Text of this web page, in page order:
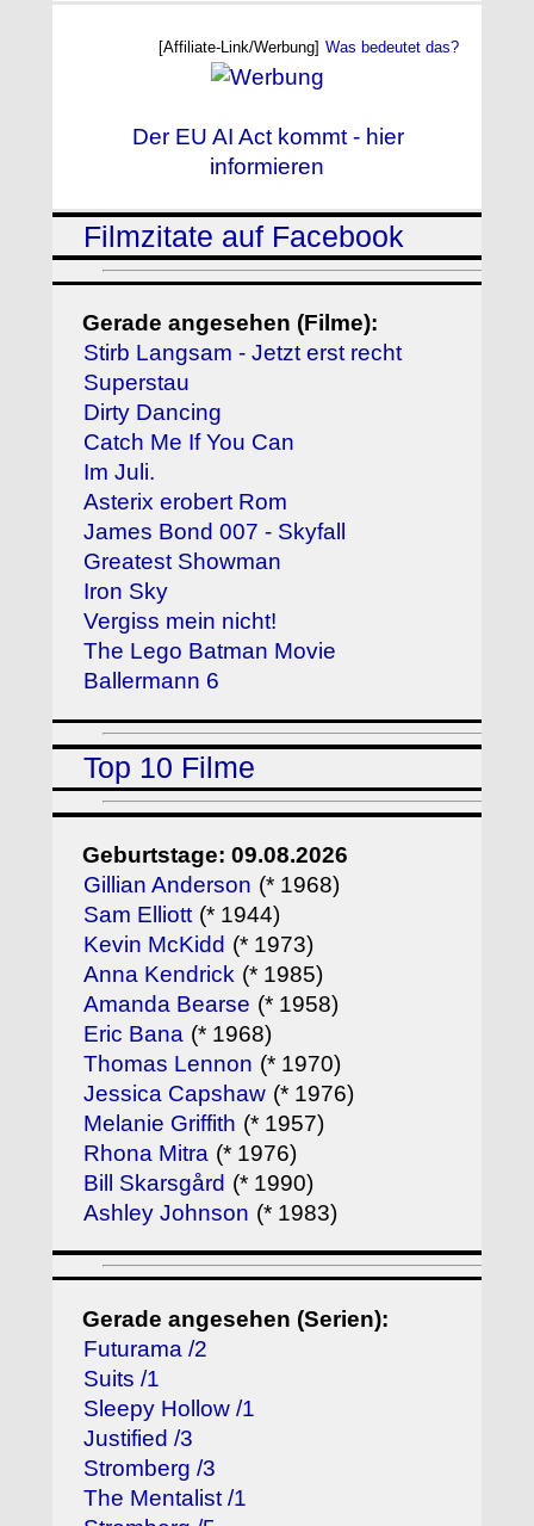
[Affiliate-Link/Werbung] Was bedeutet das?
Der EU AI Act kommt - hier
informieren
Filmzitate auf Facebook
Gerade angesehen (Filme):
Stirb Langsam - Jetzt erst recht
Superstau
Dirty Dancing
Catch Me If You Can
Im Juli.
Asterix erobert Rom
James Bond 007 - Skyfall
Greatest Showman
Iron Sky
Vergiss mein nicht!
The Lego Batman Movie
Ballermann 6
Top 10 Filme
Geburtstage: 09.08.2026
Gillian Anderson (* 1968)
Sam Elliott (* 1944)
Kevin McKidd (* 1973)
Anna Kendrick (* 1985)
Amanda Bearse (* 1958)
Eric Bana (* 1968)
Thomas Lennon (* 1970)
Jessica Capshaw (* 1976)
Melanie Griffith (* 1957)
Rhona Mitra (* 1976)
Bill Skarsgård (* 1990)
Ashley Johnson (* 1983)
Gerade angesehen (Serien):
Futurama /2
Suits /1
Sleepy Hollow /1
Justified /3
Stromberg /3
The Mentalist /1